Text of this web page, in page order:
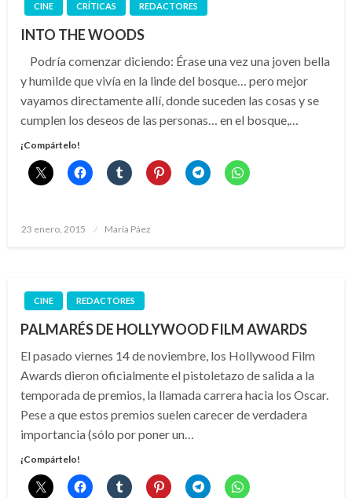
CINE CRÍTICAS REDACTORES
INTO THE WOODS
Podría comenzar diciendo: Érase una vez una joven bella
y humilde que vivía en la linde del bosque… pero mejor
vayamos directamente allí, donde suceden las cosas y se
cumplen los deseos de las personas… en el bosque,…
¡Compártelo!
Publicado
23 enero, 2015 María Páez
CINE REDACTORES
PALMARÉS DE HOLLYWOOD FILM AWARDS
El pasado viernes 14 de noviembre, los Hollywood Film
Awards dieron oficialmente el pistoletazo de salida a la
temporada de premios, la llamada carrera hacia los Oscar.
Pese a que estos premios suelen carecer de verdadera
importancia (sólo por poner un…
¡Compártelo!